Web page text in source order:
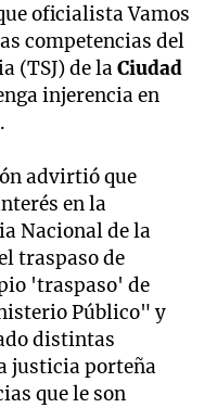
oficialista Vamos
competencias del
(TSJ) de laCiudad
injerencia en
advirtió que
en la
Nacional de la
traspaso de
'traspaso' de
Público" y
distintas
justicia porteña
que le son